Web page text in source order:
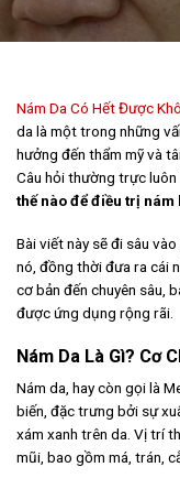
Nám Da Có Hết Được
da là một trong những
hưởng đến thẩm mỹ và
Câu hỏi thường trực luôn
thế nào để điều trị nám
Bài viết này sẽ đi sâu
nó, đồng thời đưa ra cái
cơ bản đến chuyên sâu,
được ứng dụng rộng rãi.
Nám Da Là Gì? Cơ
Nám da, hay còn gọi là
biến, đặc trưng bởi sự
xám xanh trên da. Vị trí
mũi, bao gồm má, trán,